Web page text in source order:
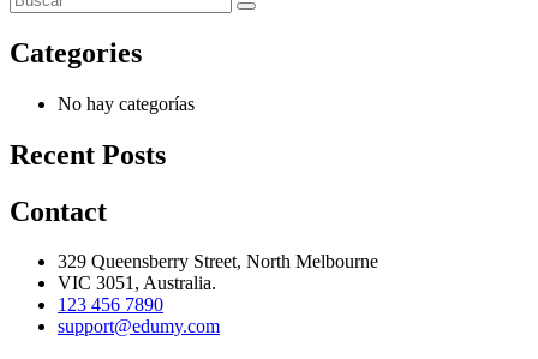
Categories
No hay categorías
Recent Posts
Contact
329 Queensberry Street, North Melbourne
VIC 3051, Australia.
123 456 7890
support@edumy.com